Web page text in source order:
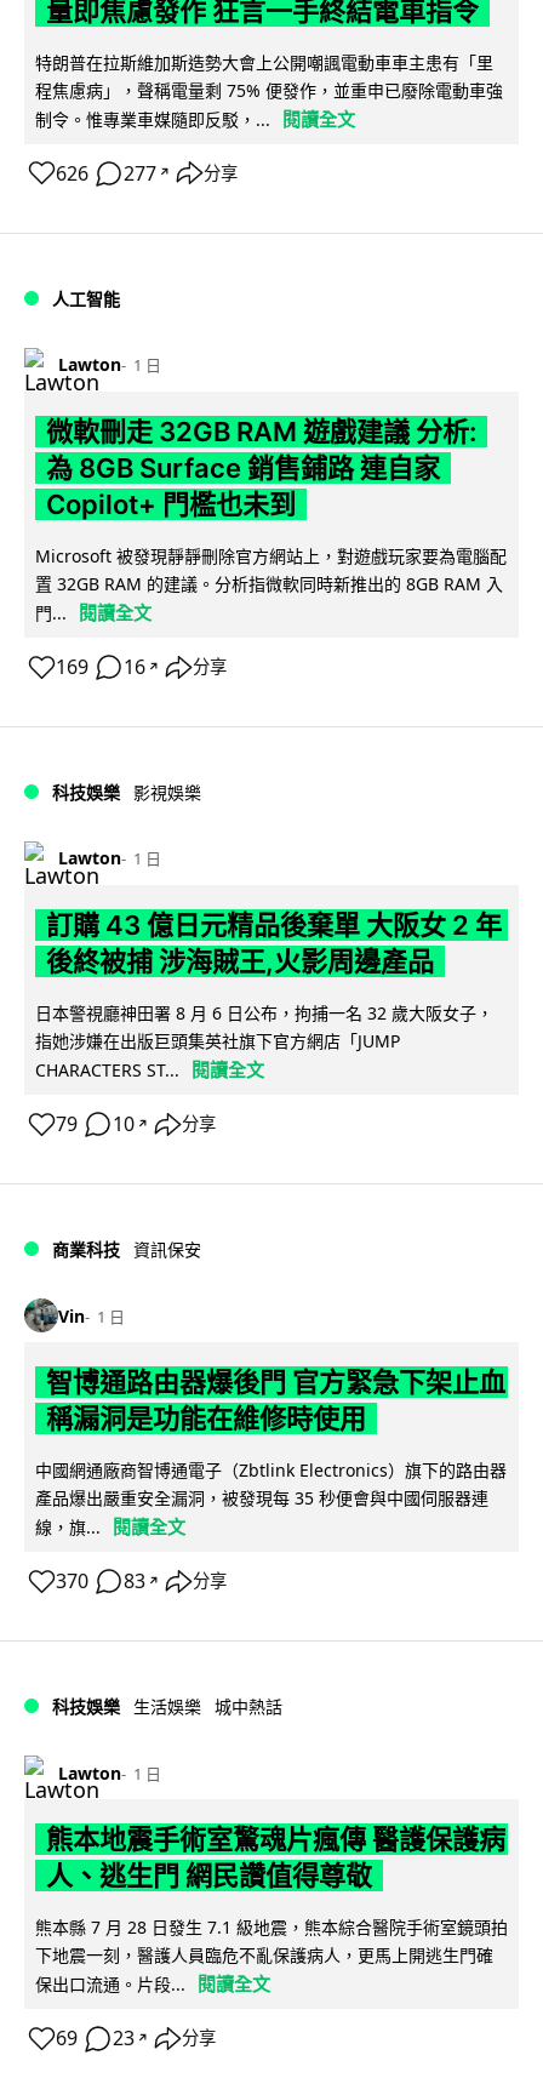
量即焦慮發作 狂言一手終結電車指令
特朗普在拉斯維加斯造勢大會上公開嘲諷電動車車主患有「里
程焦慮病」，聲稱電量剩 75% 便發作，並重申已廢除電動車強
制令。惟專業車媒隨即反駁，...
閱讀全文
626 277 ↗ 分享
人工智能
Lawton 1 日
微軟刪走 32GB RAM 遊戲建議 分析:
為 8GB Surface 銷售鋪路 連自家
Copilot+ 門檻也未到
Microsoft 被發現靜靜刪除官方網站上，對遊戲玩家要為電腦配
置 32GB RAM 的建議。分析指微軟同時新推出的 8GB RAM 入
門...
閱讀全文
169 16 ↗ 分享
科技娛樂 影視娛樂
Lawton 1 日
訂購 43 億日元精品後棄單 大阪女 2 年
後終被捕 涉海賊王,火影周邊產品
日本警視廳神田署 8 月 6 日公布，拘捕一名 32 歲大阪女子，
指她涉嫌在出版巨頭集英社旗下官方網店「JUMP
CHARACTERS ST...
閱讀全文
79 10 ↗ 分享
商業科技 資訊保安
Vin 1 日
智博通路由器爆後門 官方緊急下架止血
稱漏洞是功能在維修時使用
中國網通廠商智博通電子（Zbtlink Electronics）旗下的路由器
產品爆出嚴重安全漏洞，被發現每 35 秒便會與中國伺服器連
線，旗...
閱讀全文
370 83 ↗ 分享
科技娛樂 生活娛樂 城中熱話
Lawton 1 日
熊本地震手術室驚魂片瘋傳 醫護保護病
人、逃生門 網民讚值得尊敬
熊本縣 7 月 28 日發生 7.1 級地震，熊本綜合醫院手術室鏡頭拍
下地震一刻，醫護人員臨危不亂保護病人，更馬上開逃生門確
保出口流通。片段...
閱讀全文
69 23 ↗ 分享